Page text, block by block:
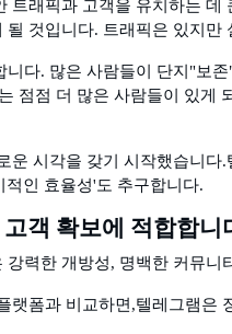
트래픽과 고객을 유치하는 데
될 것입니다. 트래픽은 있지만
다. 많은 사람들이 단지 "보
점점 더 많은 사람들이 있게
운 시각을 갖기 시작했습니다.
인 효율성'도 추구합니다.
객 확보에 적합합니
강력한 개방성, 명백한 커뮤
랫폼과 비교하면,텔레그램은